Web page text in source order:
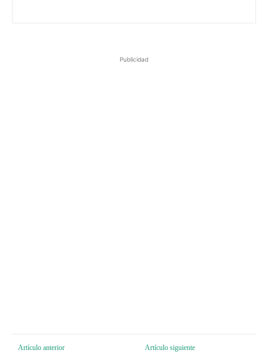
Publicidad
Artículo anterior Artículo siguiente